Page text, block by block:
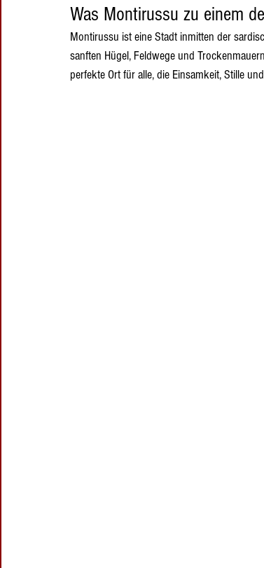
Was Montirussu zu einem
Montirussu ist eine Stadt inmitten der
sanften Hügel, Feldwege und
perfekte Ort für alle, die Einsamkeit, Stille